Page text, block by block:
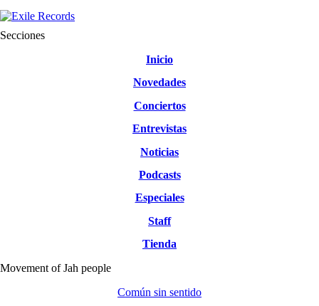
Secciones
Inicio
Novedades
Conciertos
Entrevistas
Noticias
Podcasts
Especiales
Staff
Tienda
Movement of Jah people
Común sin sentido